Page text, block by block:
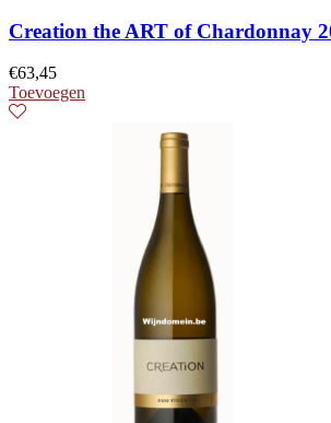
Creation the ART of Chardonnay
€63,45
Toevoegen